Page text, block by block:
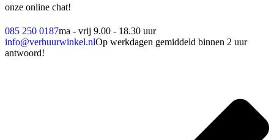
onze online chat!
085 250 0187ma - vrij 9.00 - 18.30 uur
info@verhuurwinkel.nlOp werkdagen gemiddeld binnen 2 uur
antwoord!